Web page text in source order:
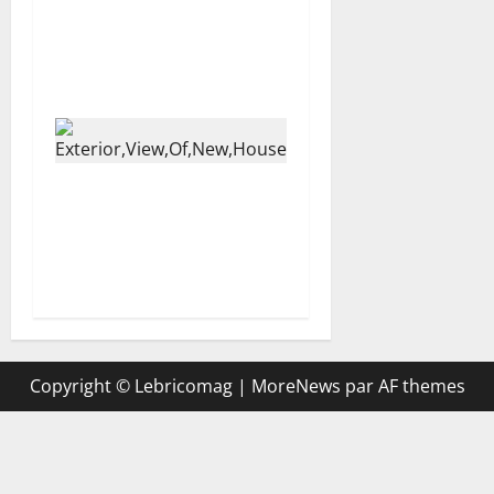
Copyright © Lebricomag | MoreNews par AF themes